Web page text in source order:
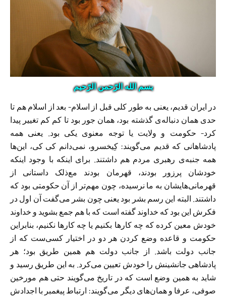
بسم الله الرّحمن الرّحیم
در ایران قدیم، یعنی به طور کلی قبل از اسلام- بعد از اسلام هم تا
حدی‌‌ همان دنباله‌ی گذشته بود،‌‌ همان جور بود تا کم کم تغییر پیدا
کرد- حکومت و ولایت یا توجه معنوی یکی بود. یعنی همه‌
پادشاهانی که قدیم می‌گویند: کِیخسرو، نمی‌دانم کی کی، این‌ها
همه جنبه‌ی رهبری مردم هم داشتند. برای اینکه با وجود اینکه
خودشان پرزور بودند، قهرمان بودند مع‌ذلک داستانی از
قهرمانی‌هایشان به ما نرسیده، چون مهم‌تر از آن حکومتی بود که
داشتند. البته این رسم بشر بود یعنی چون بشر می‌گفت آن اول در
فکرش این بود که خداوند گفته است که با هم جمع بشوید و خداوند
خودش معین کرده که چه کار‌ها بکنیم یا چه کار‌ها نکنیم، بنابراین
حکومت و قاعده وضع کردن هر دو در اختیار کسی‌ست که از
جانب دولت باشد. از جانب دولت هم همین طریق بود؛ هر
پادشاهی جانشینش را خودش تعیین می‌کرد. به این طریق رسید و
شاید به همین وضع است که در تاریخ می‌گویند حتی هم مورخین
صوفی، عرفا و همان‌های دیگر می‌گویند: ارتباط پیغمبر با اجدادش